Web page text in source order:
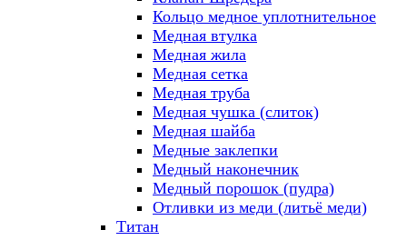
Кольцо медное уплотнительное
Медная втулка
Медная жила
Медная сетка
Медная труба
Медная чушка (слиток)
Медная шайба
Медные заклепки
Медный наконечник
Медный порошок (пудра)
Отливки из меди (литьё меди)
Титан